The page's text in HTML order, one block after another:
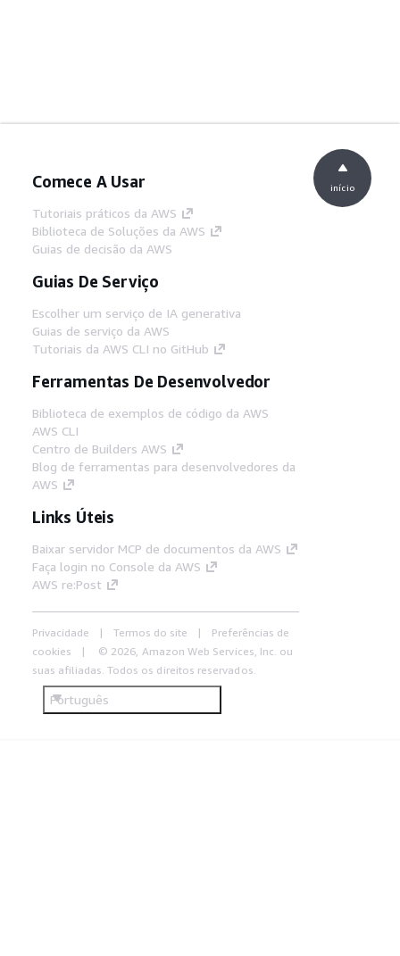
Comece A Usar
Tutoriais práticos da AWS
Biblioteca de Soluções da AWS
Guias de decisão da AWS
Guias De Serviço
Escolher um serviço de IA generativa
Guias de serviço da AWS
Tutoriais da AWS CLI no GitHub
Ferramentas De Desenvolvedor
Biblioteca de exemplos de código da AWS
AWS CLI
Centro de Builders AWS
Blog de ferramentas para desenvolvedores da
AWS
Links Úteis
Baixar servidor MCP de documentos da AWS
Faça login no Console da AWS
AWS re:Post
Privacidade Termos do site
Preferências de
cookies
© 2026, Amazon Web Services, Inc. ou
suas afiliadas. Todos os direitos reservados.
Português
início